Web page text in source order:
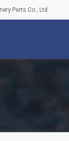
Parts Co., Ltd.